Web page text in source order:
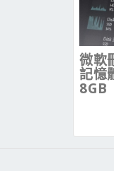
微軟
記憶
8GB